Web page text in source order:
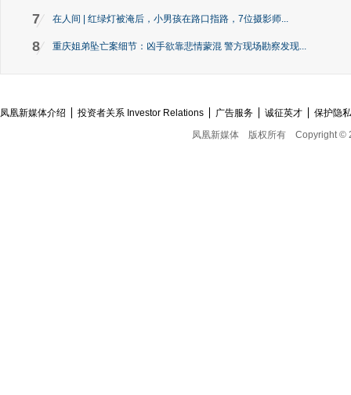
7 在人间 | 红绿灯被淹后，小男孩在路口指路，7位摄影师...
8 重庆姐弟坠亡案细节：凶手欲靠悲情蒙混 警方现场勘察发现...
凤凰新媒体介绍 投资者关系 Investor Relations 广告服务 诚征英才
保护隐
凤凰新媒体
版权所有 Copyright ©